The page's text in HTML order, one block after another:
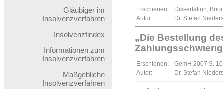
Gläubiger im
Insolvenzverfahren
Insolvenzfindex
Informationen zum
Insolvenzverfahren
Maßgebliche
Insolvenzverfahren
Erschienen:
Dissertation,
Autor:
Dr. Stefan
„Die Bestellung
Erschienen:
GemH 2007 S.
Autor:
Dr. Stefan